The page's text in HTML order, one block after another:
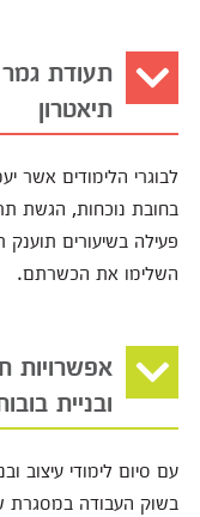
תעודת גמר
תיאטרון
לבוגרי הלימודים אשר
בחובת נוכחות, הגשת
פעילה בשיעורים
השלימו את הכשרתם.
אפשרויות
ובניית
עם סיום לימודי עיצוב
בשוק העבודה במסגרת